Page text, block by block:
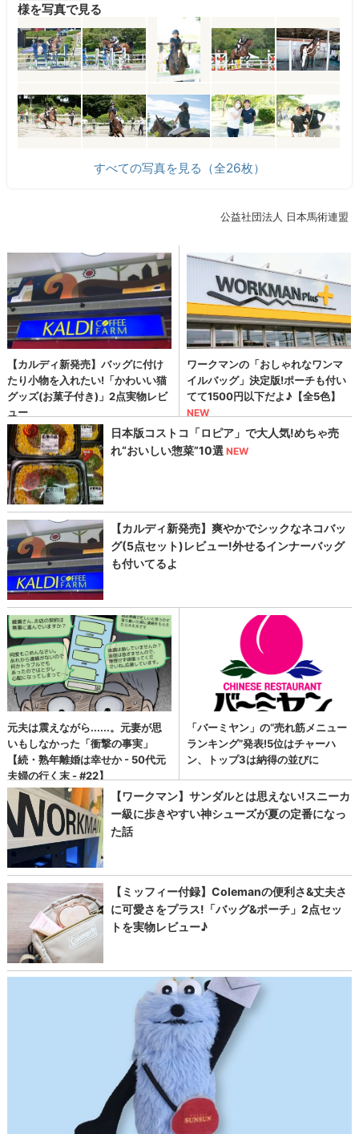
様を写真で見る
すべての写真を見る（全26枚）
公益社団法人 日本馬術連盟